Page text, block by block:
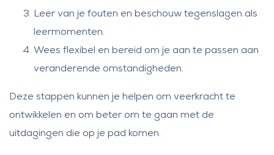
Leer van je fouten en beschouw tegenslagen als
leermomenten.
Wees flexibel en bereid om je aan te passen aan
veranderende omstandigheden.
Deze stappen kunnen je helpen om veerkracht te
ontwikkelen en om beter om te gaan met de
uitdagingen die op je pad komen.